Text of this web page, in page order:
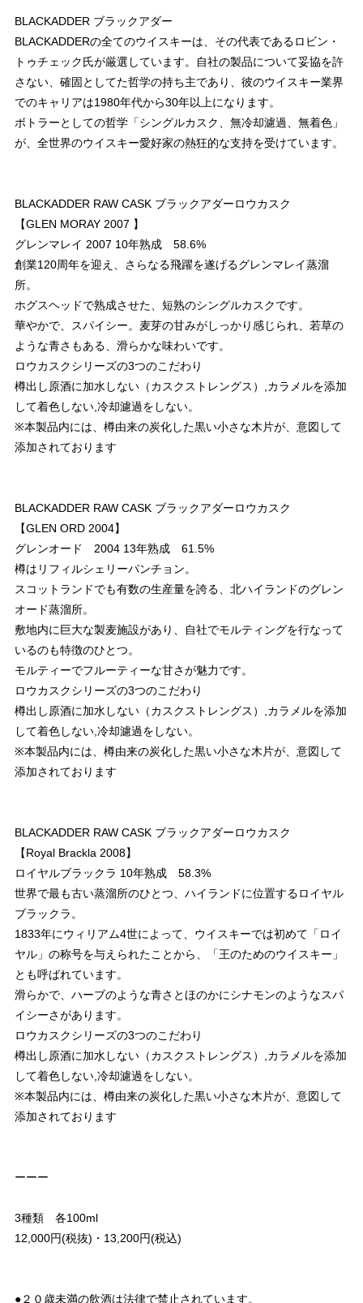
BLACKADDER ブラックアダー
BLACKADDERの全てのウイスキーは、その代表であるロビン・
トゥチェック氏が厳選しています。自社の製品について妥協を許
さない、確固としてた哲学の持ち主であり、彼のウイスキー業界
でのキャリアは1980年代から30年以上になります。
ボトラーとしての哲学「シングルカスク、無冷却濾過、無着色」
が、全世界のウイスキー愛好家の熱狂的な支持を受けています。
BLACKADDER RAW CASK ブラックアダーロウカスク
【GLEN MORAY 2007 】
グレンマレイ 2007 10年熟成 58.6%
創業120周年を迎え、さらなる飛躍を遂げるグレンマレイ蒸溜
所。
ホグスヘッドで熟成させた、短熟のシングルカスクです。
華やかで、スパイシー。麦芽の甘みがしっかり感じられ、若草の
ような青さもある、滑らかな味わいです。
ロウカスクシリーズの3つのこだわり
樽出し原酒に加水しない（カスクストレングス）,カラメルを添加
して着色しない,冷却濾過をしない。
※本製品内には、樽由来の炭化した黒い小さな木片が、意図して
添加されております
BLACKADDER RAW CASK ブラックアダーロウカスク
【GLEN ORD 2004】
グレンオード 2004 13年熟成 61.5%
樽はリフィルシェリーパンチョン。
スコットランドでも有数の生産量を誇る、北ハイランドのグレン
オード蒸溜所。
敷地内に巨大な製麦施設があり、自社でモルティングを行なって
いるのも特徴のひとつ。
モルティーでフルーティーな甘さが魅力です。
ロウカスクシリーズの3つのこだわり
樽出し原酒に加水しない（カスクストレングス）,カラメルを添加
して着色しない,冷却濾過をしない。
※本製品内には、樽由来の炭化した黒い小さな木片が、意図して
添加されております
BLACKADDER RAW CASK ブラックアダーロウカスク
【Royal Brackla 2008】
ロイヤルブラックラ 10年熟成 58.3%
世界で最も古い蒸溜所のひとつ、ハイランドに位置するロイヤル
ブラックラ。
1833年にウィリアム4世によって、ウイスキーでは初めて「ロイ
ヤル」の称号を与えられたことから、「王のためのウイスキー」
とも呼ばれています。
滑らかで、ハーブのような青さとほのかにシナモンのようなスパ
イシーさがあります。
ロウカスクシリーズの3つのこだわり
樽出し原酒に加水しない（カスクストレングス）,カラメルを添加
して着色しない,冷却濾過をしない。
※本製品内には、樽由来の炭化した黒い小さな木片が、意図して
添加されております
ーーー
3種類 各100ml
12,000円(税抜)・13,200円(税込)
●２０歳未満の飲酒は法律で禁止されています。